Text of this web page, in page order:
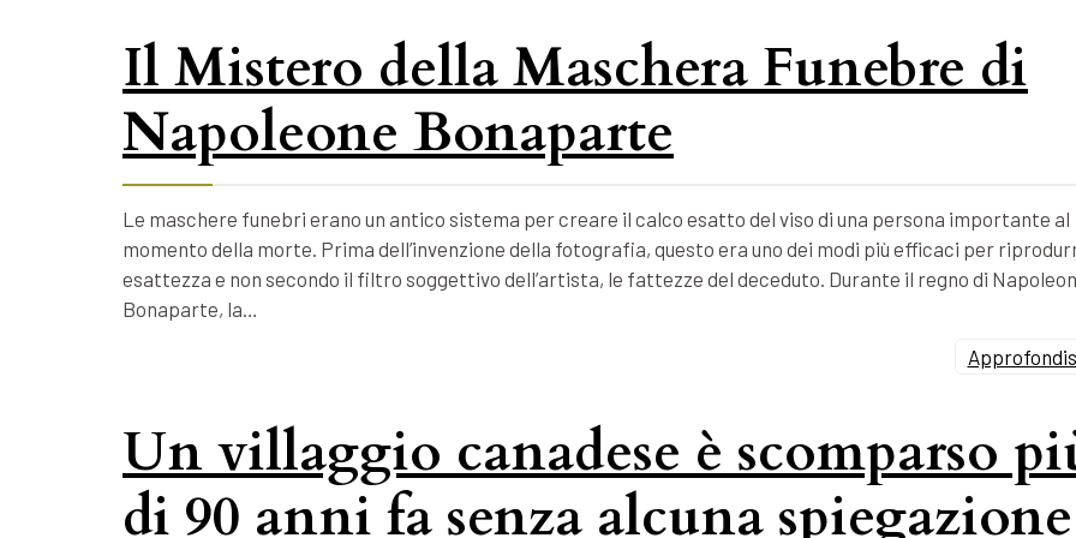
Il Mistero della Maschera Funebre di
Napoleone Bonaparte
Le maschere funebri erano un antico sistema per creare il calco esatto del viso di una persona importante al
momento della morte. Prima dell’invenzione della fotografia, questo era uno dei modi più efficaci per
esattezza e non secondo il filtro soggettivo dell’artista, le fattezze del deceduto. Durante il regno di
Bonaparte, la…
Un villaggio canadese è scomparso
di 90 anni fa senza alcuna